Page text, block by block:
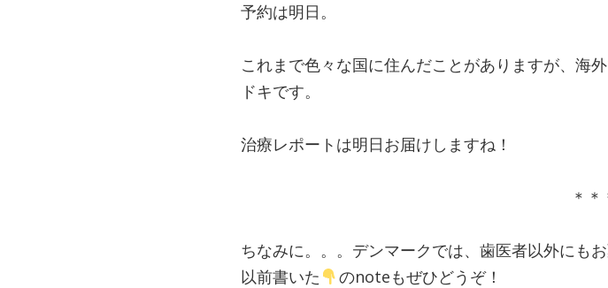
予約は明日。
これまで色々な国に住んだことがありますが、海
ドキです。
治療レポートは明日お届けしますね！
＊＊
ちなみに。。。デンマークでは、歯医者以外にもお
以前書いた
のnoteもぜひどうぞ！